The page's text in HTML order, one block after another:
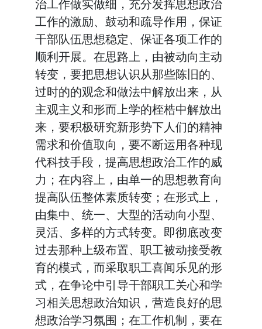
治工作做实做细，充分发挥思想政治
工作的激励、鼓动和疏导作用，保证
干部队伍思想稳定、保证各项工作的
顺利开展。在思路上，由被动向主动
转变，要把思想认识从那些陈旧的、
过时的的观念和做法中解放出来，从
主观主义和形而上学的桎梏中解放出
来，要积极研究新形势下人们的精神
需求和价值取向，要不断运用各种现
代科技手段，提高思想政治工作的威
力；在内容上，由单一的思想教育向
提高队伍整体素质转变；在形式上，
由集中、统一、大型的活动向小型、
灵活、多样的方式转变。即彻底改变
过去那种上级布置、职工被动接受教
育的模式，而采取职工喜闻乐见的形
式，在争论中引导干部职工关心和学
习相关思想政治知识，营造良好的思
想政治学习氛围；在工作机制，要在